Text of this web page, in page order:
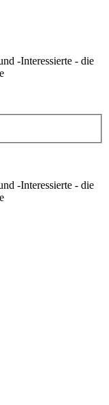
-Interessierte - die
-Interessierte - die